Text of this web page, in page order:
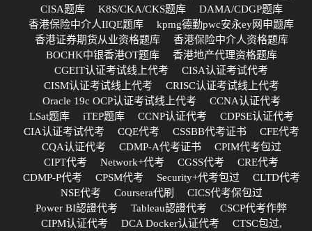
CISA题库
K8S/CKA/CKS题库
DAMA/CDGP题库
香港保险中介人IIQE题库
kpmg德勤pwc安永ey网申题库
香港证券期货从业资格题库
香港保险中介人资格题库
BOCHK中银香港OT题库
香港地产代理资格题库
CGEIT认证考试线上代考
CISA认证考试代考
CISM认证考试线上代考
CRISC认证考试线上代考
Oracle 19c OCP认证考试线上代考
CCNA认证代考
LSat题库
iTEP题库 CCNP认证代考
CDPSE认证代考
CIA认证考试代考
CQE代考 CSSBB代考证书
CFE代考
CQA认证代考
CDMP-A代考证书
CPIM代考包过
CIPT代考
Network+代考 CGSS代考
CRE代考
CDMP-P代考
CPSM代考 Security+代考包过
CLTD代考
NSE代考
Coursera代刷
CICS代考保包过
Power BI認證代考
Tableau認證代考
CSCP代考作弊
CIPM认证代考
DCA Docker认证代考
CTSC包过,